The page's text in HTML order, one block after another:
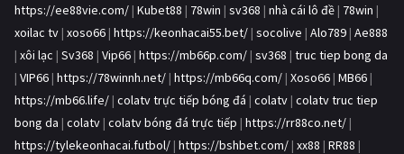
https://ee88vie.com/ | Kubet88 | 78win | sv368 | nhà cái lô đề | 78win |
xoilac tv | xoso66 | https://keonhacai55.bet/ | socolive | Alo789 | Ae888
| xôi lạc | Sv368 | Vip66 | https://mb66p.com/ | sv368 | truc tiep bong da
| VIP66 | https://78winnh.net/ | https://mb66q.com/ | Xoso66 | MB66 |
https://mb66.life/ | colatv trực tiếp bóng đá | colatv | colatv truc tiep
bong da | colatv | colatv bóng đá trực tiếp | https://rr88co.net/ |
https://tylekeonhacai.futbol/ | https://bshbet.com/ | xx88 | RR88 |